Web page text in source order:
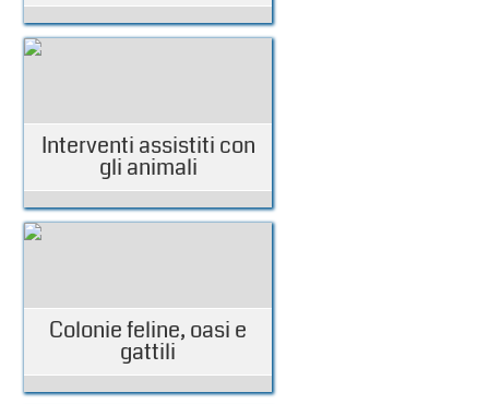
Interventi assistiti con
gli animali
Colonie feline, oasi e
gattili